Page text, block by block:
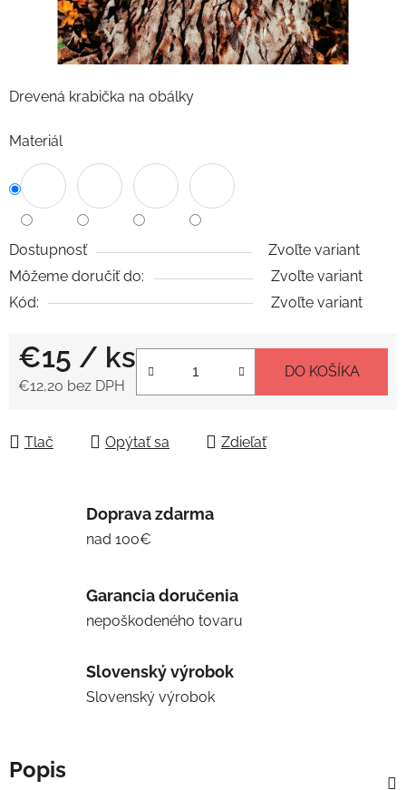
Drevená krabička na obálky
Materiál
Dostupnosť
Zvoľte variant
Môžeme doručiť do:
Zvoľte variant
Kód:
Zvoľte variant
€15 / ks
€12,20 bez DPH
DO KOŠÍKA
Tlač Opýtať sa Zdieľať
Doprava zdarma
nad 100€
Garancia doručenia
nepoškodeného tovaru
Slovenský výrobok
Slovenský výrobok
Popis